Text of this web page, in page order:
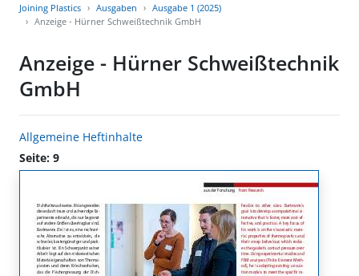
Joining Plastics Ausgaben
Ausgabe 1 (2025)
Anzeige - Hürner Schweißtechnik GmbH
Anzeige - Hürner Schweißtechnik
GmbH
Allgemeine Heftinhalte
Seite: 9